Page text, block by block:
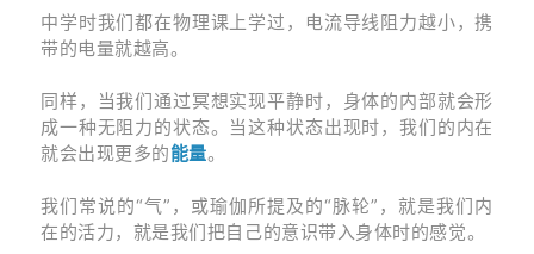
中学时我们都在物理课上学过，电流导线阻力越小，携
带的电量就越高。
同样，当我们通过冥想实现平静时，身体的内部就会形
成一种无阻力的状态。当这种状态出现时，我们的内在
就会出现更多的能量。
我们常说的“气”，或瑜伽所提及的“脉轮”，就是我们内
在的活力，就是我们把自己的意识带入身体时的感觉。